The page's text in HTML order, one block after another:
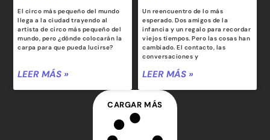
El circo más pequeño del mundo
llega a la ciudad trayendo al
artista de circo más pequeño del
mundo, pero ¿dónde colocarán la
carpa para que pueda lucirse?
LEER MÁS »
Un reencuentro de lo más
esperado. Dos amigos de la
infancia y un regalo para recordar
viejos tiempos. Pero las cosas han
cambiado. El contacto, las
conversaciones y
LEER MÁS »
CARGAR MÁS